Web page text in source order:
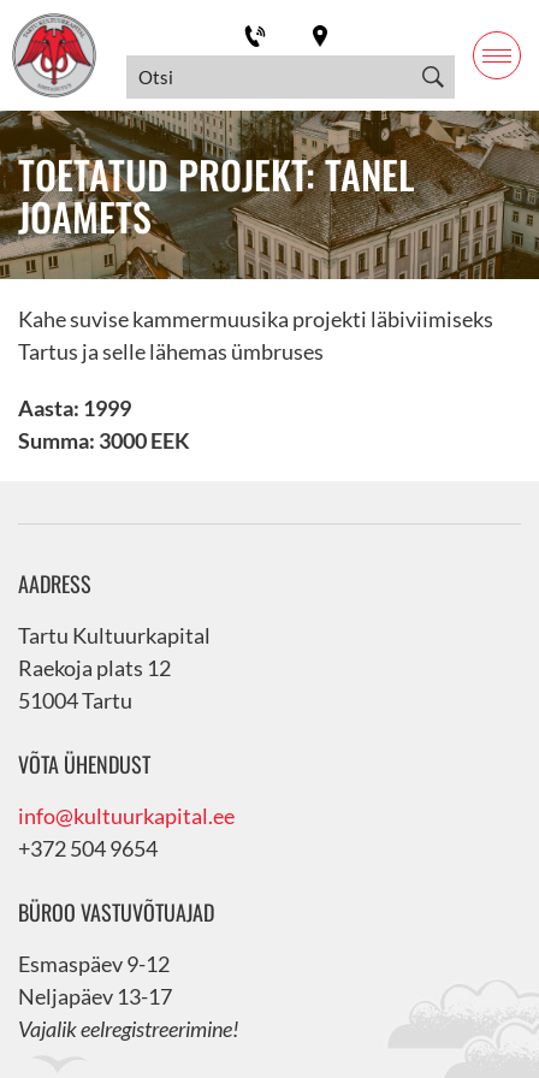
TOETATUD PROJEKT: TANEL
JOAMETS
Kahe suvise kammermuusika projekti läbiviimiseks
Tartus ja selle lähemas ümbruses
Aasta: 1999
Summa: 3000 EEK
AADRESS
Tartu Kultuurkapital
Raekoja plats 12
51004 Tartu
VÕTA ÜHENDUST
info@kultuurkapital.ee
+372 504 9654
BÜROO VASTUVÕTUAJAD
Esmaspäev 9-12
Neljapäev 13-17
Vajalik eelregistreerimine!